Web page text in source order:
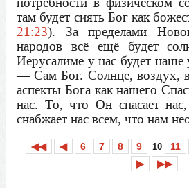
там будет сиять Бог как
21:23). За пределами
народов всё ещё будет
Иерусалиме у нас будет наше
— Сам Бог. Солнце, воздух,
аспекты Бога как нашего
нас. То, что Он спасает
снабжает нас всем, что нам
◀◀ ◀ 6 7 8 9 10 11
▶
▶▶